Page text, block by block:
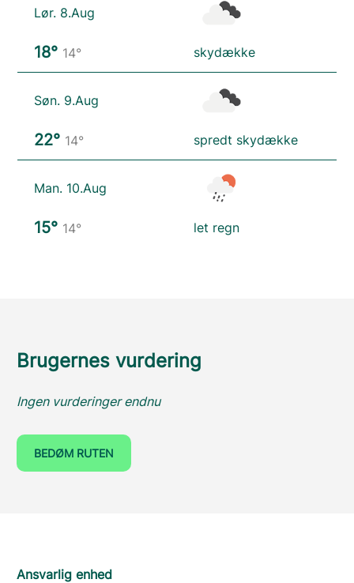
Lør. 8.Aug
18° 14° skydække
Søn. 9.Aug
22° 14° spredt skydække
Man. 10.Aug
15° 14° let regn
Brugernes vurdering
Ingen vurderinger endnu
BEDØM RUTEN
Ansvarlig enhed